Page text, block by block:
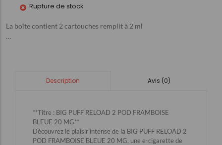
Rupture de stock
La boîte contient 2 cartouches remplit à 2 ml
…
Description Avis (0)
**Titre : BIG PUFF RELOAD 2 POD FRAMBOISE
BLEUE 20 MG**
Découvrez le plaisir intense de la BIG PUFF RELOAD 2
POD FRAMBOISE BLEUE 20 MG, une e-cigarette de